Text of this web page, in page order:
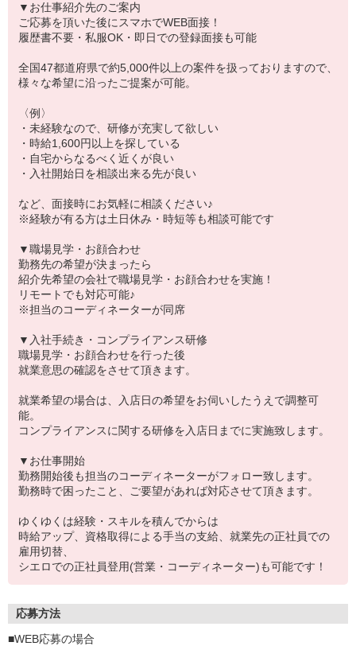
▼お仕事紹介先のご案内
ご応募を頂いた後にスマホでWEB面接！
履歴書不要・私服OK・即日での登録面接も可能
全国47都道府県で約5,000件以上の案件を扱っておりますので、
様々な希望に沿ったご提案が可能。
〈例〉
・未経験なので、研修が充実して欲しい
・時給1,600円以上を探している
・自宅からなるべく近くが良い
・入社開始日を相談出来る先が良い
など、面接時にお気軽に相談ください♪
※経験が有る方は土日休み・時短等も相談可能です
▼職場見学・お顔合わせ
勤務先の希望が決まったら
紹介先希望の会社で職場見学・お顔合わせを実施！
リモートでも対応可能♪
※担当のコーディネーターが同席
▼入社手続き・コンプライアンス研修
職場見学・お顔合わせを行った後
就業意思の確認をさせて頂きます。
就業希望の場合は、入店日の希望をお伺いしたうえで調整可
能。
コンプライアンスに関する研修を入店日までに実施致します。
▼お仕事開始
勤務開始後も担当のコーディネーターがフォロー致します。
勤務時で困ったこと、ご要望があれば対応させて頂きます。
ゆくゆくは経験・スキルを積んでからは
時給アップ、資格取得による手当の支給、就業先の正社員での
雇用切替、
シエロでの正社員登用(営業・コーディネーター)も可能です！
応募方法
■WEB応募の場合